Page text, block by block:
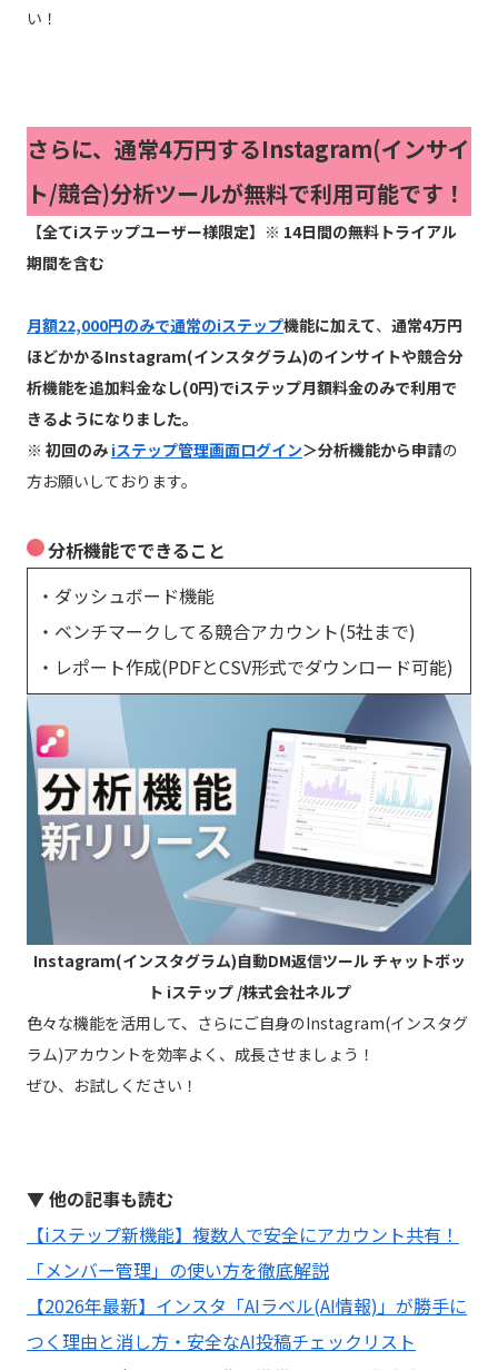
い！
さらに、通常4万円するInstagram(インサイ
ト/競合)分析ツールが無料で利用可能です！
【全てiステップユーザー様限定】※ 14日間の無料トライアル
期間を含む
月額22,000円のみで通常のiステップ機能に加えて、 通常4万円
ほどかかるInstagram(インスタグラム)のインサイトや競合分
析機能を追加料金なし(0円)でiステップ月額料金のみで利用で
きるようになりました。
※ 初回のみ iステップ管理画面ログイン＞分析機能から申請の
方お願いしております。
分析機能でできること
・ダッシュボード機能
・ベンチマークしてる競合アカウント(5社まで)
・レポート作成(PDFとCSV形式でダウンロード可能)
Instagram(インスタグラム)自動DM返信ツール チャットボッ
ト iステップ /株式会社ネルプ
色々な機能を活用して、さらにご自身のInstagram(インスタグ
ラム)アカウントを効率よく、成長させましょう！
ぜひ、お試しください！
▼ 他の記事も読む
【iステップ新機能】複数人で安全にアカウント共有！
「メンバー管理」の使い方を徹底解説
【2026年最新】インスタ「AIラベル(AI情報)」が勝手に
つく理由と消し方・安全なAI投稿チェックリスト